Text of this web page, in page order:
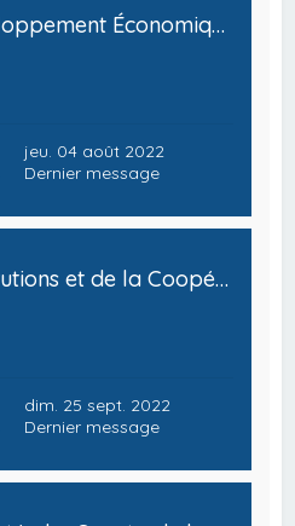
Ministère du Développement Économique, de la Politique Monétaire et du Budget Fédéral
jeu. 04 août 2022
Dernier message
Ministère des Institutions et de la Coopération Inter-Provinciale
dim. 25 sept. 2022
Dernier message